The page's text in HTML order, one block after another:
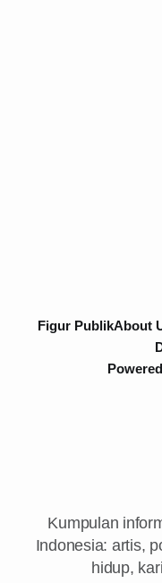
Figur PublikAbout
Kumpulan
Indonesia: artis,
hidup,